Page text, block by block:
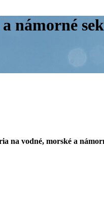
námorné
na vodné, morské a